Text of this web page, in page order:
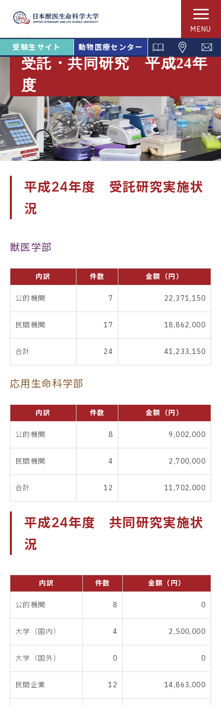
MENU
受験生サイト 動物医療センター
受託・共同研究 平成24年
度
平成24年度 受託研究実施状
況
獣医学部
内訳 件数 金額（円）
公的機関 7 22,371,150
民間機関 17 18,862,000
合計 24 41,233,150
応用生命科学部
内訳 件数 金額（円）
公的機関 8 9,002,000
民間機関 4 2,700,000
合計 12 11,702,000
平成24年度 共同研究実施状
況
内訳 件数 金額（円）
公的機関 8 0
大学（国内） 4 2,500,000
大学（国外） 0 0
民間企業 12 14,863,000